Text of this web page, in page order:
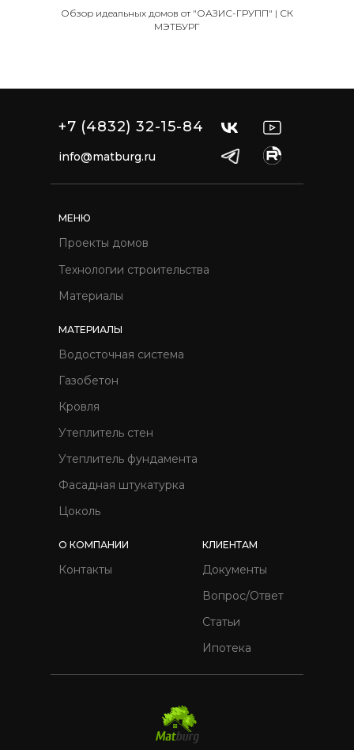
Обзор идеальных домов от "ОАЗИС-ГРУПП" | СК
МЭТБУРГ
info@matburg.ru
Водосточная система
Газобетон
Кровля
МАТЕРИАЛЫ
Утеплитель стен
Утеплитель фундамента
Фасадная штукатурка
Цоколь
Проекты домов
Технологии строительства
МЕНЮ
Материалы
Контакты
О КОМПАНИИ
+7 (4832) 32-15-84
Документы
КЛИЕНТАМ
Вопрос/Ответ
Статьи
Ипотека